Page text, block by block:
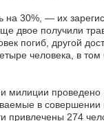
на 30%, — их
двое получили
погиб, другой
человека, в
милиции
в совершении
привлечены 274